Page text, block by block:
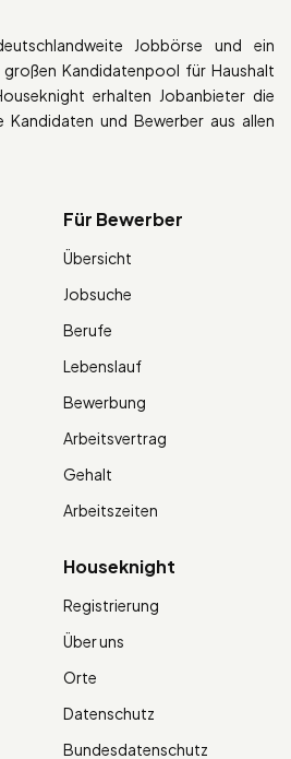
Jobbörse und ein
Kandidatenpool für Haushalt
erhalten Jobanbieter die
Kandidaten und Bewerber aus allen
Für Bewerber
Übersicht
Jobsuche
Berufe
Lebenslauf
Bewerbung
Arbeitsvertrag
Gehalt
Arbeitszeiten
Houseknight
Registrierung
Über uns
Orte
Datenschutz
Bundesdatenschutz